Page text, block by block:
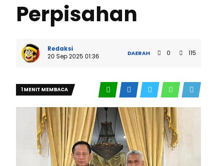
Perpisahan
Redaksi
20 Sep 2025 01:36
DAERAH 0 115
1 MENIT MEMBACA